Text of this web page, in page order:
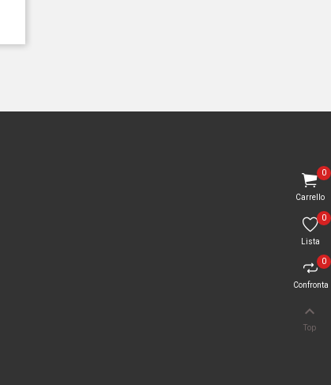
Carrello
0
Lista
0
Confronta
0

Top